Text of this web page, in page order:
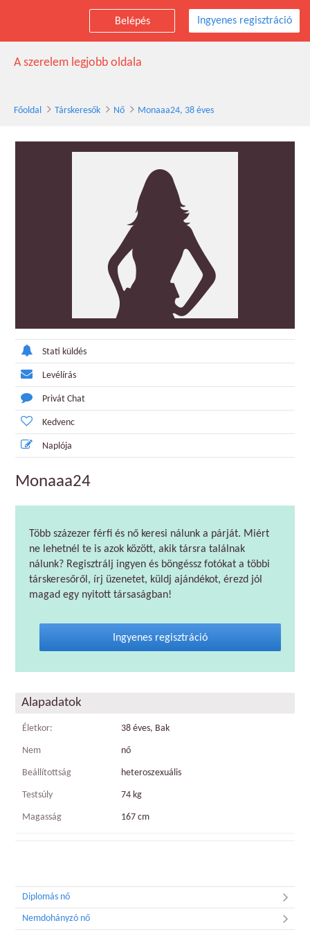
Belépés Ingyenes regisztráció
Monaaa24 társkereső nő, 38 éves
A szerelem legjobb oldala
Főoldal Társkeresők Nő Monaaa24, 38 éves
Stati küldés
Levélírás
Privát Chat
Kedvenc
Naplója
Monaaa24
Több százezer férfi és nő keresi nálunk a párját. Miért
ne lehetnél te is azok között, akik társra találnak
nálunk? Regisztrálj ingyen és böngéssz fotókat a többi
társkeresőről, írj üzenetet, küldj ajándékot, érezd jól
magad egy nyitott társaságban!
Ingyenes regisztráció
Alapadatok
Életkor: 38 éves, Bak
Nem nő
Beállítottság heteroszexuális
Testsúly 74 kg
Magasság 167 cm
Diplomás nő
Nemdohányzó nő